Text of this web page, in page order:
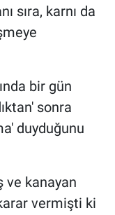
sıra, karnı da
bir gün
sonra
duyduğunu
ve kanayan
vermişti ki